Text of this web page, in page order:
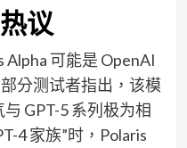
议
可能是 OpenAI
分测试者指出，该模
GPT-5 系列极为相
4 家族”时，Polaris